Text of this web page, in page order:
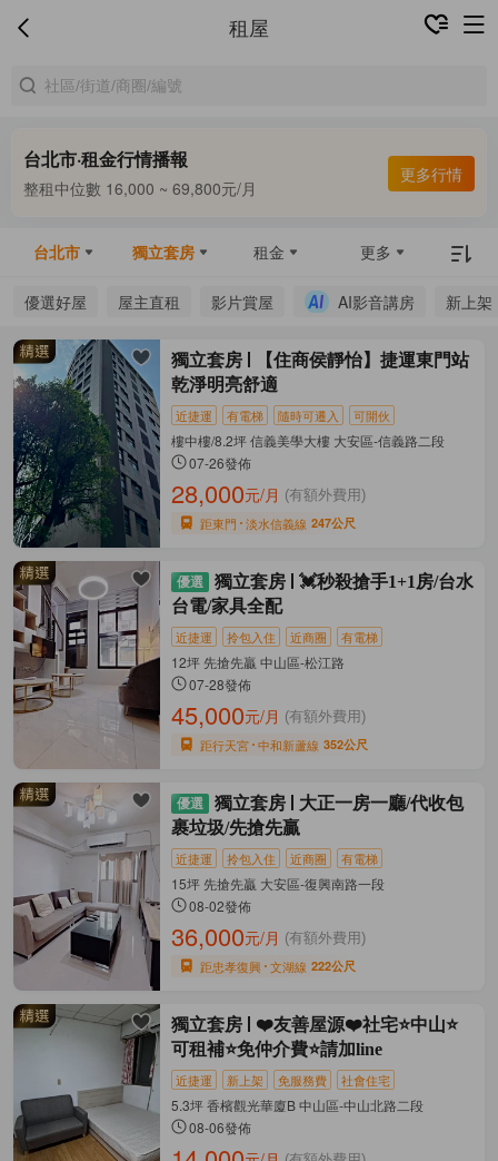
租屋
台北市·租金行情播報
合租中位數 9,800 ~ 13,000元/月
整租中位數 16,000 ~ 69,800元/月
更多行情
台北市 獨立套房 租金 更多
優選好屋 屋主直租 影片賞屋 AI影音講房 新上架
獨立套房
【住商侯靜怡】捷運東門站
乾淨明亮舒適
近捷運 有電梯 隨時可遷入 可開伙
樓中樓/8.2坪 信義美學大樓 大安區-信義路二段
07-26發佈
28,000元/月 (有額外費用)
距東門 淡水信義線 247公尺
獨立套房
💓秒殺搶手1+1房/台水
台電/家具全配
近捷運 拎包入住 近商圈 有電梯
12坪 先搶先贏 中山區-松江路
07-28發佈
45,000元/月 (有額外費用)
距行天宮 中和新蘆線 352公尺
獨立套房
大正一房一廳/代收包
裹垃圾/先搶先贏
近捷運 拎包入住 近商圈 有電梯
15坪 先搶先贏 大安區-復興南路一段
08-02發佈
36,000元/月 (有額外費用)
距忠孝復興 文湖線 222公尺
獨立套房
❤️友善屋源❤️社宅⭐中山⭐
可租補⭐免仲介費⭐請加line
近捷運 新上架 免服務費 社會住宅
5.3坪 香檳觀光華廈B 中山區-中山北路二段
08-06發佈